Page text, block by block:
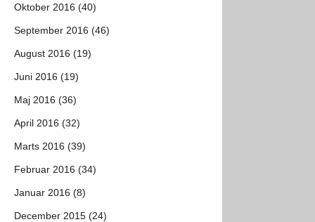
Oktober 2016 (40)
September 2016 (46)
August 2016 (19)
Juni 2016 (19)
Maj 2016 (36)
April 2016 (32)
Marts 2016 (39)
Februar 2016 (34)
Januar 2016 (8)
December 2015 (24)